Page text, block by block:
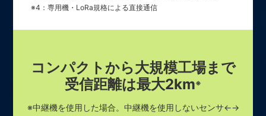
※4：専用機・LoRa規格による直接通信
コンパクトから大規模工場まで
受信距離は最大2km※
※中継機を使用した場合。中継機を使用しないセンサ←→